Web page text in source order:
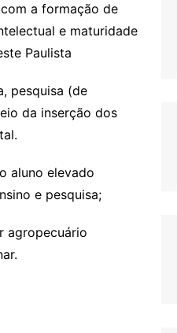
a formação de
e maturidade
Paulista
pesquisa (de
da inserção dos
aluno elevado
e pesquisa;
agropecuário